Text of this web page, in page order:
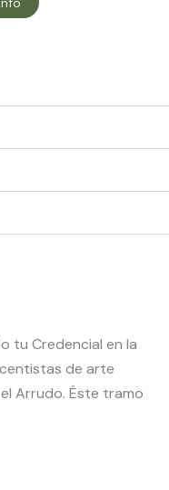
tu Credencial en la
de arte
Arrudo. Éste tramo